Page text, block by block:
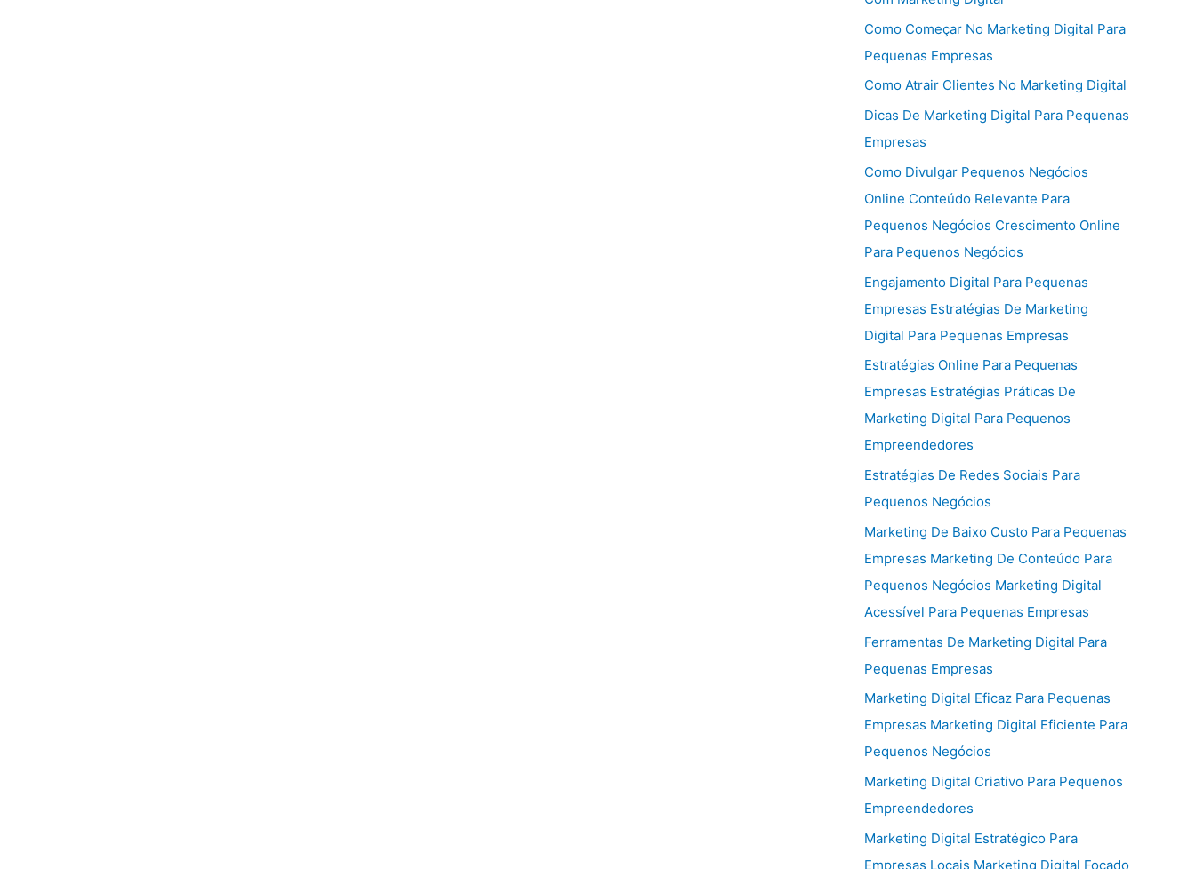
Como Começar No Marketing Digital Para
Pequenas Empresas
Como Atrair Clientes No Marketing Digital
Dicas De Marketing Digital Para Pequenas
Empresas
Como Divulgar Pequenos Negócios
Online Conteúdo Relevante Para
Pequenos Negócios Crescimento Online
Para Pequenos Negócios
Engajamento Digital Para Pequenas
Empresas Estratégias De Marketing
Digital Para Pequenas Empresas
Estratégias Online Para Pequenas
Empresas Estratégias Práticas De
Marketing Digital Para Pequenos
Empreendedores
Estratégias De Redes Sociais Para
Pequenos Negócios
Marketing De Baixo Custo Para Pequenas
Empresas Marketing De Conteúdo Para
Pequenos Negócios Marketing Digital
Acessível Para Pequenas Empresas
Ferramentas De Marketing Digital Para
Pequenas Empresas
Marketing Digital Eficaz Para Pequenas
Empresas Marketing Digital Eficiente Para
Pequenos Negócios
Marketing Digital Criativo Para Pequenos
Empreendedores
Marketing Digital Estratégico Para
Empresas Locais Marketing Digital Focado